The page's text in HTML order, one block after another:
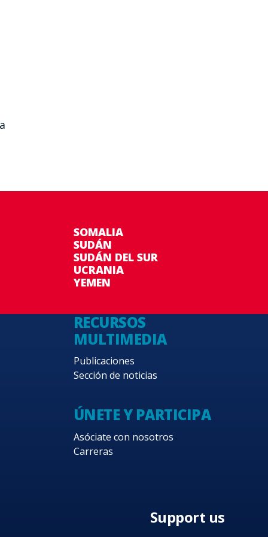
SOMALIA
SUDÁN
SUDÁN DEL SUR
UCRANIA
YEMEN
RECURSOS
MULTIMEDIA
Publicaciones
Sección de noticias
ÚNETE Y PARTICIPA
Asóciate con nosotros
Carreras
Support us